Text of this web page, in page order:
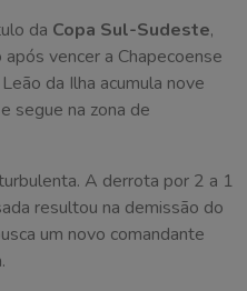
da Copa Sul-Sudeste,
vencer a Chapecoense
da Ilha acumula nove
segue na zona de
A derrota por 2 a 1
resultou na demissão do
um novo comandante